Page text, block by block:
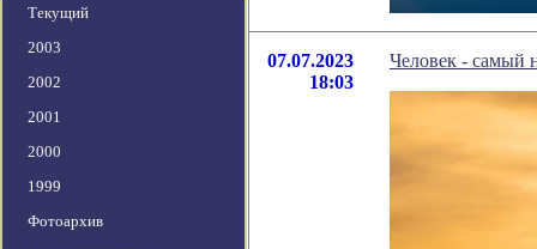
Текущий
2003
2002
2001
2000
1999
Фотоархив
07.07.2023
18:03
Человек - самый